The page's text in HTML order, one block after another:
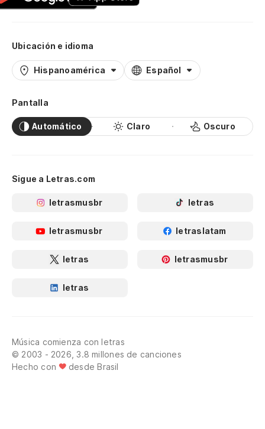
Ubicación e idioma
Hispanoamérica Español
Pantalla
Automático Claro Oscuro
Sigue a Letras.com
letrasmusbr letras
letrasmusbr letraslatam
letras letrasmusbr
letras
Música comienza con letras
© 2003 - 2026, 3.8 millones de canciones
Hecho con
desde Brasil